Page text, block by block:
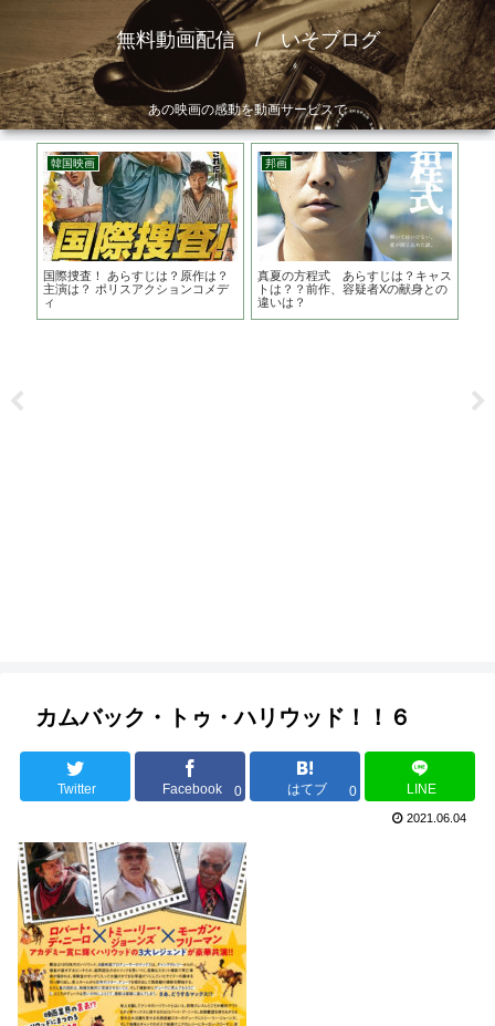
無料動画配信 / いそブログ
あの映画の感動を動画サービスで
韓国映画
国際捜査！ あらすじは？原作は？
主演は？ ポリスアクションコメデ
ィ
邦画
真夏の方程式 あらすじは？キャス
トは？？前作、容疑者Xの献身との
違いは？
カムバック・トゥ・ハリウッド！！６
Twitter Facebook 0 はてブ 0 LINE
2021.06.04